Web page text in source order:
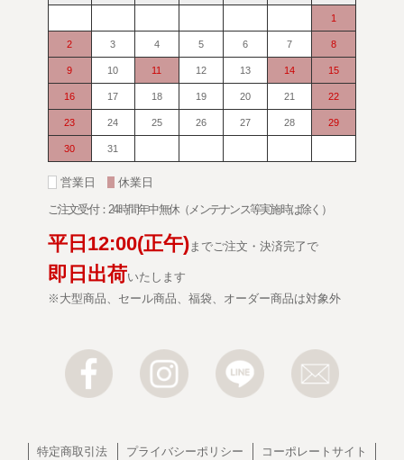
1
2 3 4 5 6 7 8
9 10 11 12 13 14 15
16 17 18 19 20 21 22
23 24 25 26 27 28 29
30 31
営業日
休業日
ご注文受付：24時間年中無休（メンテナンス等実施時は除く）
平日 12:00(正午)までご注文・決済完了で
即日出荷いたします
※大型商品、セール商品、福袋、オーダー商品は対象外
特定商取引法 プライバシーポリシー コーポレートサイト